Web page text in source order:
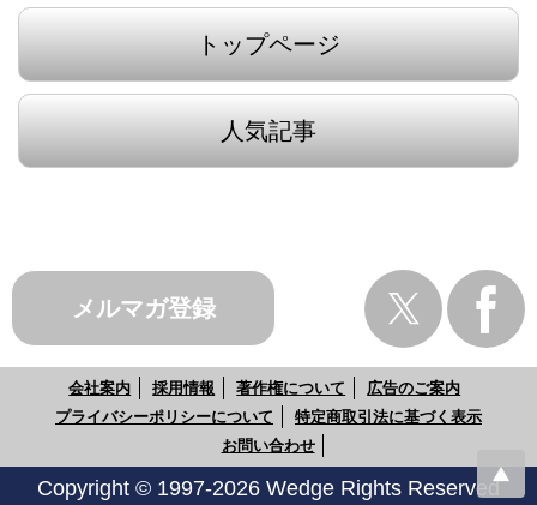
トップページ
人気記事
メルマガ登録
会社案内 採用情報 著作権について
広告のご案内
プライバシーポリシーについて
特定商取引法に基づく表示
お問い合わせ
Copyright © 1997-2026 Wedge Rights Reserved